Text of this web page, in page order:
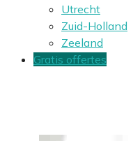
Utrecht
Zuid-Holland
Zeeland
Gratis offertes